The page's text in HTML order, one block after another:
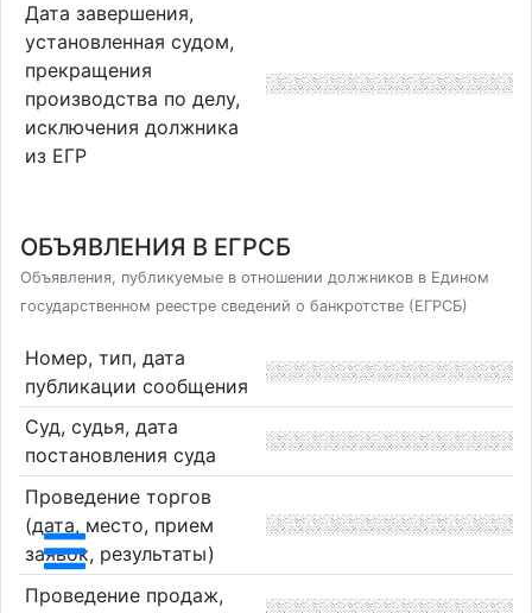
Дата завершения,
установленная судом,
прекращения
производства по делу,
исключения должника
из ЕГР
ОБЪЯВЛЕНИЯ В ЕГРСБ
Объявления, публикуемые в отношении должников в Едином
государственном реестре сведений о банкротстве (ЕГРСБ)
Номер, тип, дата
публикации сообщения
Суд, судья, дата
постановления суда
Проведение торгов
(дата, место, прием
заявок, результаты)
Проведение продаж,